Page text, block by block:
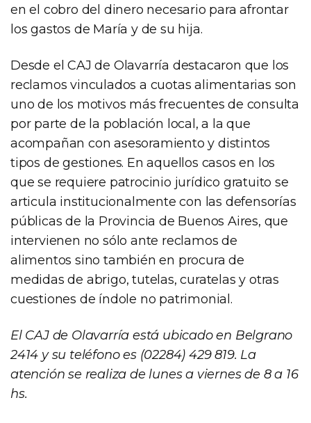
en el cobro del dinero necesario para afrontar
los gastos de María y de su hija.
Desde el CAJ de Olavarría destacaron que los
reclamos vinculados a cuotas alimentarias son
uno de los motivos más frecuentes de consulta
por parte de la población local, a la que
acompañan con asesoramiento y distintos
tipos de gestiones. En aquellos casos en los
que se requiere patrocinio jurídico gratuito se
articula institucionalmente con las defensorías
públicas de la Provincia de Buenos Aires, que
intervienen no sólo ante reclamos de
alimentos sino también en procura de
medidas de abrigo, tutelas, curatelas y otras
cuestiones de índole no patrimonial.
El CAJ de Olavarría está ubicado en Belgrano
2414 y su teléfono es (02284) 429 819. La
atención se realiza de lunes a viernes de 8 a 16
hs.